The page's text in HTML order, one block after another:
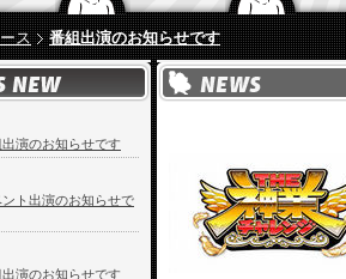
ス 番組出演のお知らせです
出演のお知らせです
ント出演のお知らせで
出演のお知らせです